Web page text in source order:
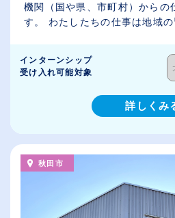
機関（国や県、市町村）からの
す。 わたしたちの仕事は地域
インターンシップ
受け入れ可能対象
詳しくみ
秋田市